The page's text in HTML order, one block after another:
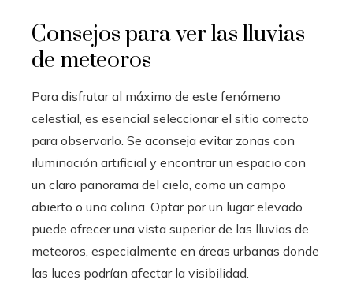
Consejos para ver las lluvias
de meteoros
Para disfrutar al máximo de este fenómeno
celestial, es esencial seleccionar el sitio correcto
para observarlo. Se aconseja evitar zonas con
iluminación artificial y encontrar un espacio con
un claro panorama del cielo, como un campo
abierto o una colina. Optar por un lugar elevado
puede ofrecer una vista superior de las lluvias de
meteoros, especialmente en áreas urbanas donde
las luces podrían afectar la visibilidad.